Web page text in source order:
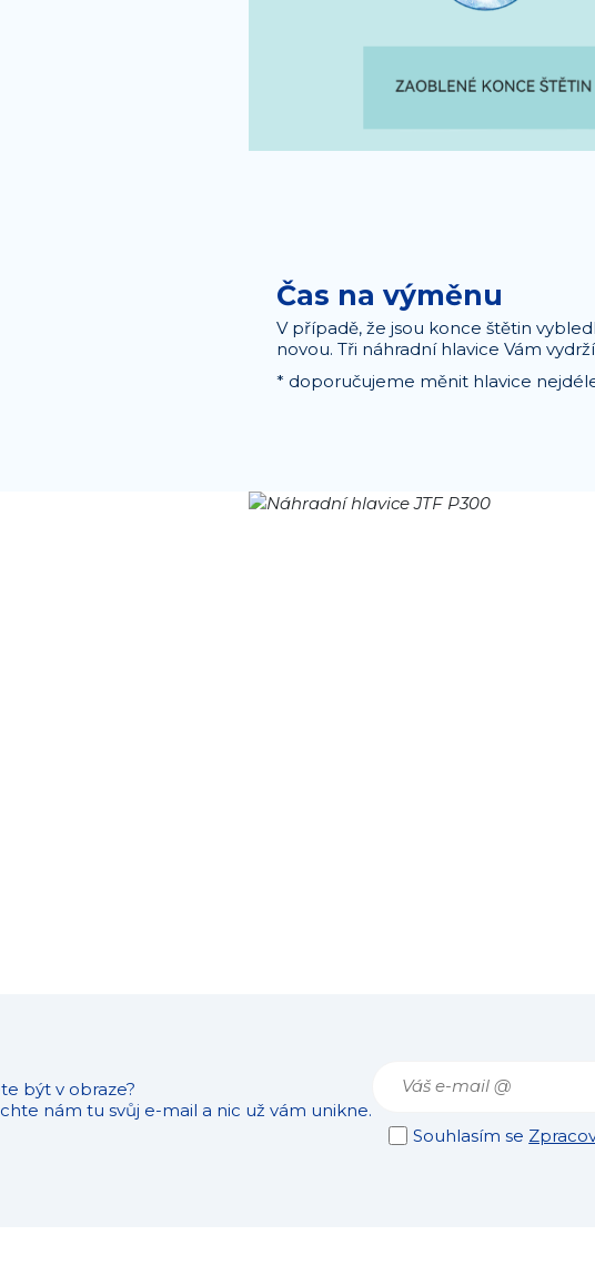
Čas na výměnu
V případě, že jsou konce štětin
novou. Tři náhradní hlavice Vám
* doporučujeme měnit hlavice
být v obraze?
nám tu svůj e-mail a nic už vám unikne.
Souhlasím se